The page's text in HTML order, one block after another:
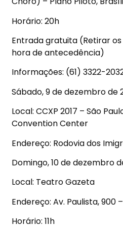
Horário: 20h
Entrada gratuita (Retirar
hora de antecedência)
Informações: (61) 3322-
Sábado, 9 de dezembro de
Local: CCXP 2017 – São
Convention Center
Endereço: Rodovia dos
Domingo, 10 de dezembro
Local: Teatro Gazeta
Endereço: Av. Paulista, 900
Horário: 11h